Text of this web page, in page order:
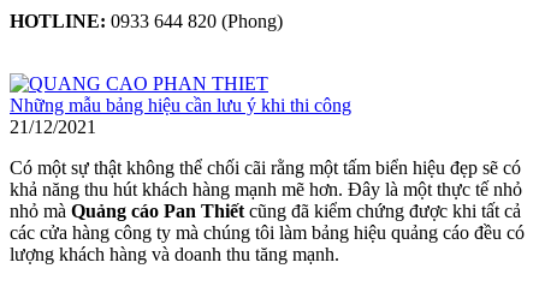
HOTLINE: 0933 644 820 (Phong)
Những mẫu bảng hiệu cần lưu ý khi thi công
21/12/2021
Có một sự thật không thể chối cãi rằng một tấm biển hiệu đẹp sẽ có
khả năng thu hút khách hàng mạnh mẽ hơn. Đây là một thực tế nhỏ
nhỏ mà Quảng cáo Pan Thiết cũng đã kiểm chứng được khi tất cả
các cửa hàng công ty mà chúng tôi làm bảng hiệu quảng cáo đều có
lượng khách hàng và doanh thu tăng mạnh.